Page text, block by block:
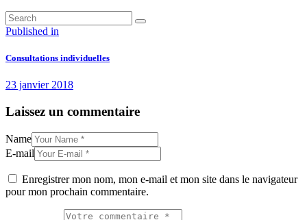
Navigation
de
Published in
Consultations individuelles
23 janvier 2018
Laissez un commentaire
Name
E-mail
Enregistrer mon nom, mon e-mail et mon site dans le navigateur
pour mon prochain commentaire.